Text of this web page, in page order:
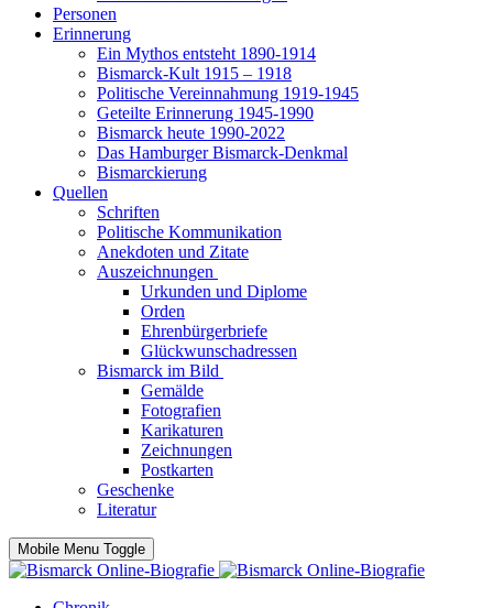
Personen
Erinnerung
Ein Mythos entsteht 1890-1914
Bismarck-Kult 1915 – 1918
Politische Vereinnahmung 1919-1945
Geteilte Erinnerung 1945-1990
Bismarck heute 1990-2022
Das Hamburger Bismarck-Denkmal
Bismarckierung
Quellen
Schriften
Politische Kommunikation
Anekdoten und Zitate
Auszeichnungen
Urkunden und Diplome
Orden
Ehrenbürgerbriefe
Glückwunschadressen
Bismarck im Bild
Gemälde
Fotografien
Karikaturen
Zeichnungen
Postkarten
Geschenke
Literatur
Mobile Menu Toggle